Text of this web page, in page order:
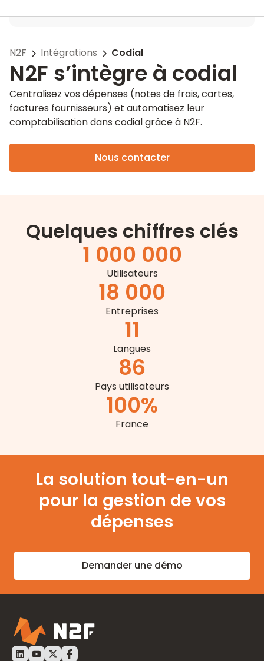
N2F Intégrations Codial
N2F s’intègre à codial
Centralisez vos dépenses (notes de frais, cartes,
factures fournisseurs) et automatisez leur
comptabilisation dans codial grâce à N2F.
Nous contacter
Quelques chiffres clés
1 000 000
Utilisateurs
18 000
Entreprises
11
Langues
86
Pays utilisateurs
100%
France
La solution tout-en-un
pour la gestion de vos
dépenses
Demander une démo
LinkedIn N2F
Youtube N2F
Twitter N2F
Facebook N2F